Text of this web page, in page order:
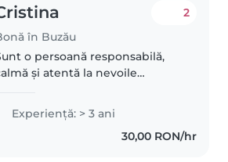
în Buzău
2
o persoană responsabilă,
și atentă la nevoile
organizată și îmi place să petrec
timp cu cei mici prin activități
educative, jocuri și plimbări...
Experienţă: > 3 ani
30,00 RON/hr